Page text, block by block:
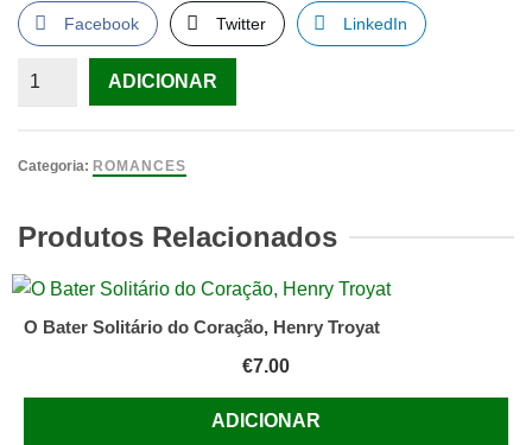
Facebook Twitter LinkedIn
Quantidade
Minha
o
Teu
de
Rebelo
ADICIONAR
Categoria: ROMANCES
Produtos Relacionados
O Bater Solitário do Coração, Henry Troyat
€7.00
ADICIONAR